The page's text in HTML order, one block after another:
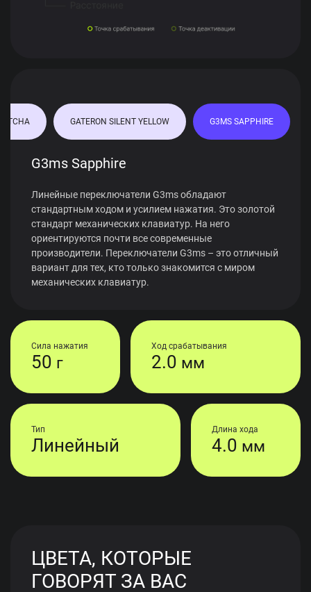
GATERON SILENT YELLOW G3MS SAPPHIRE
G3ms Sapphire
Линейные переключатели G3ms обладают
стандартным ходом и усилием нажатия. Это золотой
стандарт механических клавиатур. На него
ориентируются почти все современные
производители. Переключатели G3ms – это отличный
вариант для тех, кто только знакомится с миром
механических клавиатур.
Сила нажатия
50 г
Ход срабатывания
2.0 мм
Тип
Линейный
Длина хода
4.0 мм
ЦВЕТА, КОТОРЫЕ
ГОВОРЯТ ЗА ВАС